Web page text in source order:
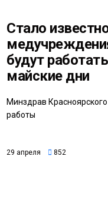
Стало
будут
майские дни
Минздрав
работы
29 апреля 852